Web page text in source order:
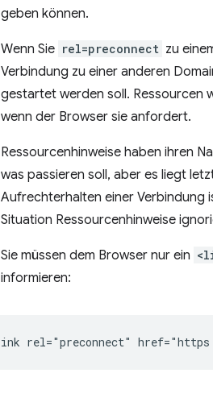
geben können.
Wenn Sie rel=preconnect zu
Verbindung zu einer anderen
gestartet werden soll. Ressourcen
wenn der Browser sie anfordert.
Ressourcenhinweise haben ihren
was passieren soll, aber es liegt
Aufrechterhalten einer Verbindung
Situation Ressourcenhinweise
Sie müssen dem Browser nur ein
informieren: